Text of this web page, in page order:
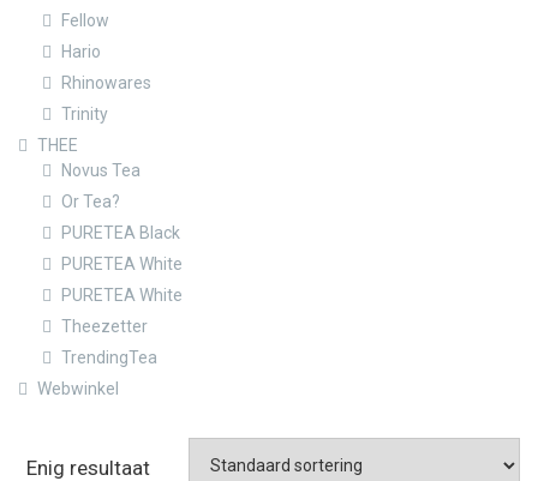
Fellow
Hario
Rhinowares
Trinity
THEE
Novus Tea
Or Tea?
PURETEA Black
PURETEA White
PURETEA White
Theezetter
TrendingTea
Webwinkel
Enig resultaat